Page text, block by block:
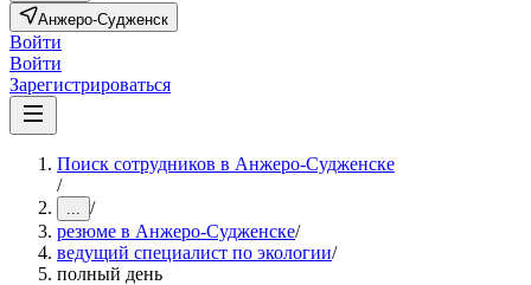
Анжеро-Судженск
Войти
Войти
Зарегистрироваться
Поиск сотрудников в Анжеро-Судженске
/
... /
резюме в Анжеро-Судженске/
ведущий специалист по экологии/
полный день